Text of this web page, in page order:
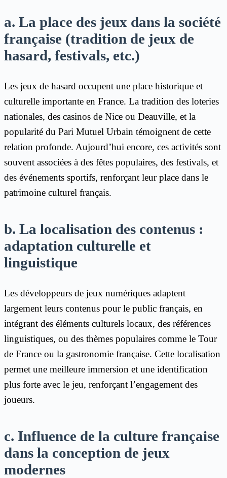
a. La place des jeux dans la société
française (tradition de jeux de
hasard, festivals, etc.)
Les jeux de hasard occupent une place historique et
culturelle importante en France. La tradition des loteries
nationales, des casinos de Nice ou Deauville, et la
popularité du Pari Mutuel Urbain témoignent de cette
relation profonde. Aujourd’hui encore, ces activités sont
souvent associées à des fêtes populaires, des festivals, et
des événements sportifs, renforçant leur place dans le
patrimoine culturel français.
b. La localisation des contenus :
adaptation culturelle et
linguistique
Les développeurs de jeux numériques adaptent
largement leurs contenus pour le public français, en
intégrant des éléments culturels locaux, des références
linguistiques, ou des thèmes populaires comme le Tour
de France ou la gastronomie française. Cette localisation
permet une meilleure immersion et une identification
plus forte avec le jeu, renforçant l’engagement des
joueurs.
c. Influence de la culture française
dans la conception de jeux
modernes